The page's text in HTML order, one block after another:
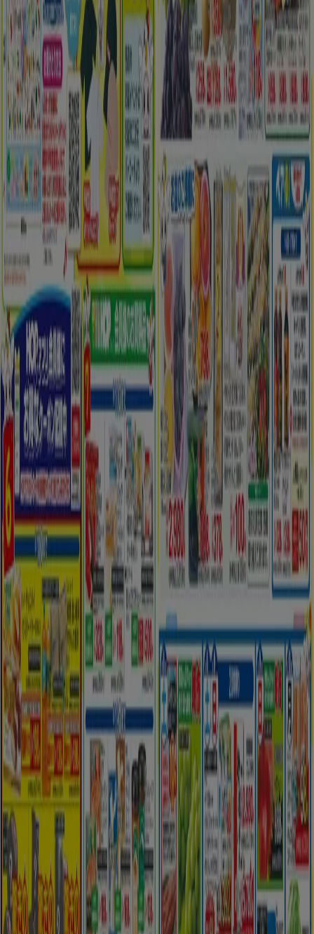
注目のセール商品
シェルター水着 水族館 ランタン 米 ネックレスフット
ケア スーツケース
あなたのまちのTiendeo
東京都 大阪市 横浜市 名古屋市 福岡市 札幌市
神
戸市
仙台市 広島市 京都市 さいたま市 川崎市
千葉
市
北九州市 新潟市
渋谷区
都道府県一覧へ
Tiendeo international
España Italia United Kingdom México
Brasil
Colombia
Argentina France
United States
Nederland
Deutschland Perú Chile
Portugal
Australia
Türkiye Polska Norge
Österreich
Sverige
Ecuador Singapore South Africa
Canada
Danmark
Suomi 日本 Ελλάδα 한국
Belgique
Schweiz
United Arab Emirates România
Maroc
Ceská republika
Slovenská republika
Magyarország
България
広告